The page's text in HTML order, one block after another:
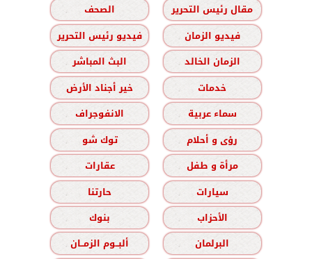
مقال رئيس التحرير
الصحف
فيديو الزمان
فيديو رئيس التحرير
الزمان الخالد
البث المباشر
خدمات
خير أجناد الأرض
سماء عربية
الانفوجراف
رؤى و أحلام
توك شو
مرأة و طفل
عقارات
سيارات
حارتنا
الأحزاب
بنوك
البرلمان
ألبــوم الزمــان